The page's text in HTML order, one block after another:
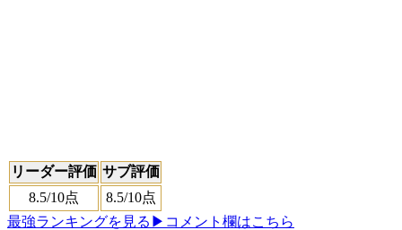
リーダー評価 サブ評価
8.5/10点 8.5/10点
最強ランキングを見る ▶コメント欄はこちら